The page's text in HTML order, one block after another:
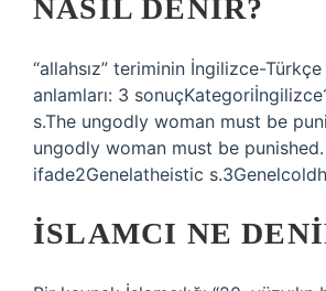
NASIL DENIR?
“allahsız” teriminin İngilizce-
anlamları: 3
s.The ungodly woman must be
ungodly woman must be
ifade2Genelatheistic
İSLAMCI NE